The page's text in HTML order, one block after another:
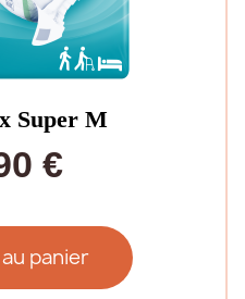
Super M
€
panier